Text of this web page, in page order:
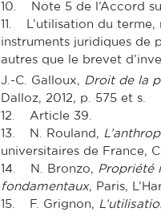
10. Note 5 de l’Accord
11. L’utilisation du
instruments juridiques de
autres que le brevet
J.-C. Galloux, Droit de la
Dalloz, 2012, p. 575 et s.
12. Article 39.
13. N. Rouland,
universitaires de France,
14. N. Bronzo, Propriété
fondamentaux, Paris,
15. F. Grignon,